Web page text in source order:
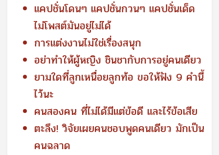
แคปชั่นโดนๆ แคปชั่นกวนๆ แคปชั่นเด็ด
ไม่โพสต์มันอยู่ไม่ได้
การแต่งงานไม่ใช่เรื่องสนุก
อย่าทำให้ผู้หญิง ชินชากับการอยู่คนเดียว
ยามใดที่ลูกเหนื่อยลูกท้อ ขอให้ฟัง 9 คำนี้
ไว้นะ
คนสองคน ที่ไม่ได้มีแต่ข้อดี และไร้ข้อเสีย
ตะลึง! วิจัยเผยคนชอบพูดคนเดียว มักเป็น
คนฉลาด